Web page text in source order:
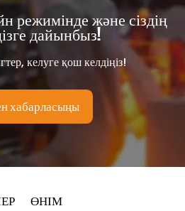
режимінде және сіздің
дайынбыз!
келуге қош келдіңіз!
хабарласыңы
ӨНІМ